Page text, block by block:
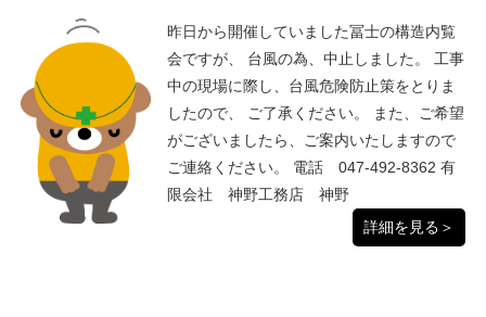
昨日から開催していました冨士の構造内覧
会ですが、 台風の為、中止しました。 工事
中の現場に際し、台風危険防止策をとりま
したので、 ご了承ください。 また、ご希望
がございましたら、ご案内いたしますので
ご連絡ください。 電話 047-492-8362 有
限会社 神野工務店 神野
詳細を見る＞